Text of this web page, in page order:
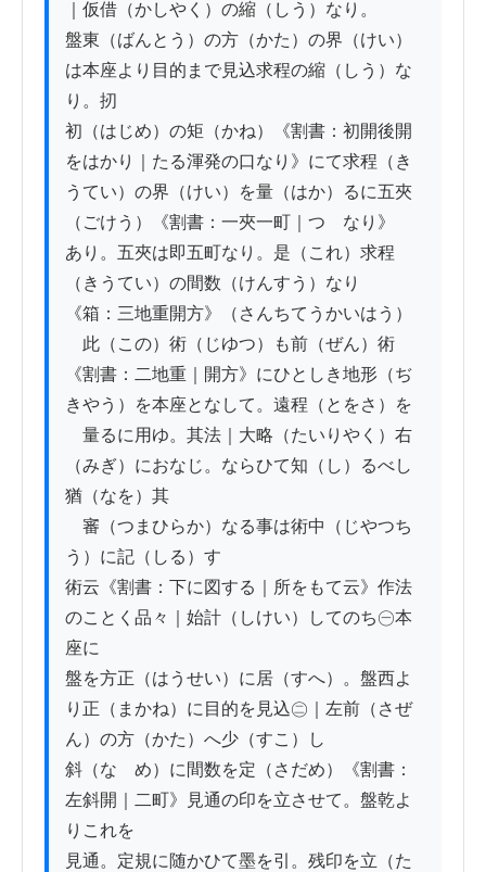
｜仮借（かしやく）の縮（しう）なり。
盤東（ばんとう）の方（かた）の界（けい）
は本座より目的まで見込求程の縮（しう）な
り。扨
初（はじめ）の矩（かね）《割書：初開後開
をはかり｜たる渾発の口なり》にて求程（き
うてい）の界（けい）を量（はか）るに五夾
（ごけう）《割書：一夾一町｜つゝなり》
あり。五夾は即五町なり。是（これ）求程
（きうてい）の間数（けんすう）なり
《箱：三地重開方》（さんちてうかいはう）
此（この）術（じゆつ）も前（ぜん）術
《割書：二地重｜開方》にひとしき地形（ぢ
きやう）を本座となして。遠程（とをさ）を
量るに用ゆ。其法｜大略（たいりやく）右
（みぎ）におなじ。ならひて知（し）るべし
猶（なを）其
審（つまひらか）なる事は術中（じやつち
う）に記（しる）す
術云《割書：下に図する｜所をもて云》作法
のことく品々｜始計（しけい）してのち㊀本
座に
盤を方正（はうせい）に居（すへ）。盤西よ
り正（まかね）に目的を見込㊁｜左前（さぜ
ん）の方（かた）へ少（すこ）し
斜（なゝめ）に間数を定（さだめ）《割書：
左斜開｜二町》見通の印を立させて。盤乾よ
りこれを
見通。定規に随かひて墨を引。残印を立（た